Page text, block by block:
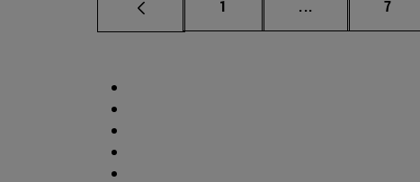
Página
1 ... Páginas 7